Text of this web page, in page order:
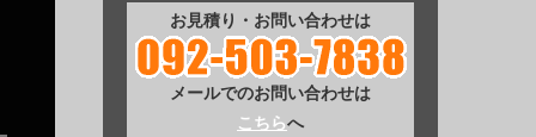
お見積り・お問い合わせは
メールでのお問い合わせは
こちらへ